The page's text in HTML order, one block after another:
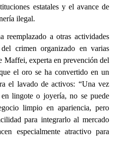
estatales y el avance de
ilegal.
reemplazado a otras actividades
crimen organizado en varias
Maffei, experta en prevención del
el oro se ha convertido en un
el lavado de activos: “Una vez
lingote o joyería, no se puede
limpio en apariencia, pero
para integrarlo al mercado
especialmente atractivo para